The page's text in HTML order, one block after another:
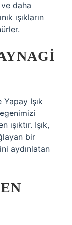
daha
ışıkların
Yapay Işık
Işık,
bir
aydınlatan